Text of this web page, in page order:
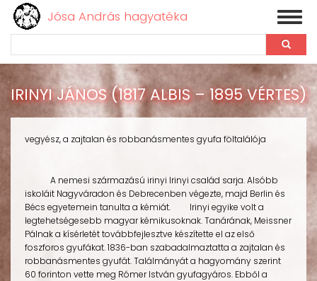
a
tartalomra
Jósa András hagyatéka
IRINYI JÁNOS (1817 ALBIS – 1895 VÉRTES)
vegyész, a zajtalan és robbanásmentes gyufa föltalálója
A nemesi származású irinyi Irinyi család sarja. Alsóbb
iskoláit Nagyváradon és Debrecenben végezte, majd Berlin és
Bécs egyetemein tanulta a kémiát. Irinyi egyike volt a
legtehetségesebb magyar kémikusoknak. Tanárának, Meissner
Pálnak a kísérletét továbbfejlesztve készítette el az első
foszforos gyufákat. 1836-ban szabadalmaztatta a zajtalan és
robbanásmentes gyufát. Találmányát a hagyomány szerint
60 forinton vette meg Rómer István gyufagyáros. Ebből a